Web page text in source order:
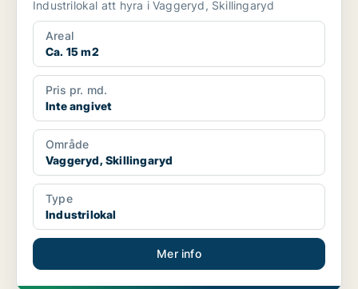
Industrilokal att hyra i Vaggeryd, Skillingaryd
Areal
Ca. 15 m2
Pris pr. md.
Inte angivet
Område
Vaggeryd, Skillingaryd
Type
Industrilokal
Mer info